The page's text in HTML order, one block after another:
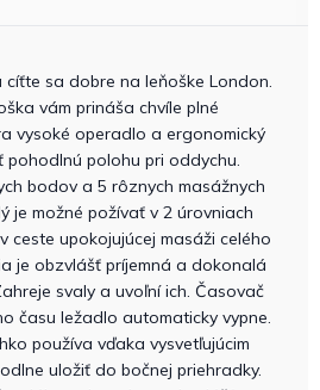
sa dobre na leňoške London.
vám prináša chvíle plné
vysoké operadlo a ergonomický
polohu pri oddychu.
bodov a 5 rôznych masážnych
je možné požívať v 2 úrovniach
ceste upokojujúcej masáži celého
je obzvlášť príjemná a dokonalá
svaly a uvoľní ich. Časovač
času ležadlo automaticky vypne.
používa vďaka vysvetľujúcim
uložiť do bočnej priehradky.